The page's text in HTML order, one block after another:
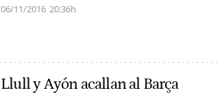
06/11/2016 20:36h
Llull y Ayón acallan al Barça